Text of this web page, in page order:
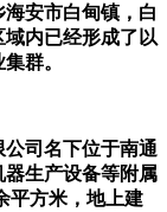
安市白甸镇，白
内已经形成了以
群。
司名下位于南通
生产设备等附属
平方米，地上建